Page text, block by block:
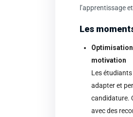
l’apprentissage
Les
motivation
Les
adapter et
candidature.
avec des